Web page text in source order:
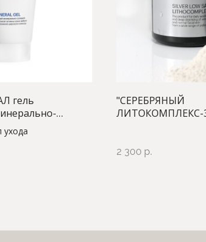
гель
ухода
"СЕРЕБРЯНЫЙ
ЛИТОКОМПЛЕКС-
2 300 р.